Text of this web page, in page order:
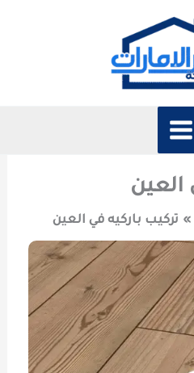
العين
تركيب باركيه في العين